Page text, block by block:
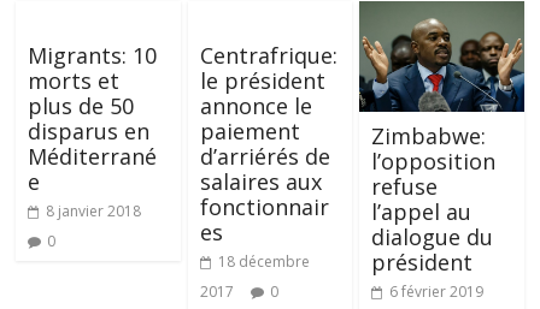
Migrants: 10
morts et
plus de 50
disparus en
Méditerrané
e
8 janvier 2018
0
Centrafrique:
le président
annonce le
paiement
d’arriérés de
salaires aux
fonctionnair
es
18 décembre
2017
0
Zimbabwe:
l’opposition
refuse
l’appel au
dialogue du
président
6 février 2019